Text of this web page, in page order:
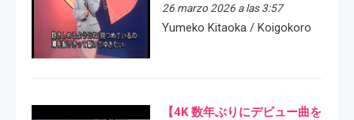
26 marzo 2026 a las 3:57
Yumeko Kitaoka / Koigokoro
【4K 数年ぶりにデビュー曲を